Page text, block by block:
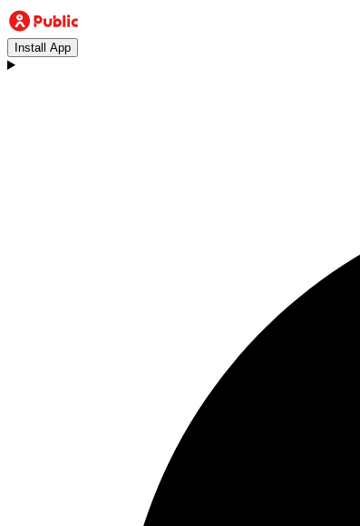
Install App